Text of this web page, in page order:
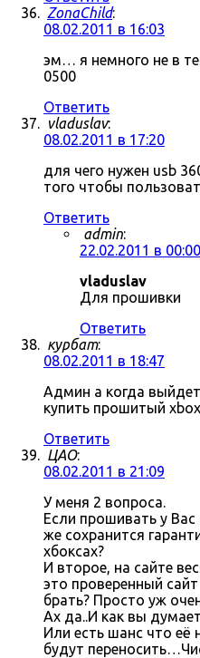
ZonaChild:
08.02.2011 в 16:03
эм… я немного не в
0500
Ответить
vladuslav:
08.02.2011 в 17:20
для чего нужен usb
того чтобы
Ответить
admin:
22.02.2011 в 00:00
vladuslav
Для прошивки
Ответить
курбат:
08.02.2011 в 18:47
Админ а когда
купить прошитый xbox
Ответить
ЦАО:
08.02.2011 в 21:09
У меня 2 вопроса.
Если прошивать у
же сохранится
хбоксах?
И второе, на сайте
это проверенный
брать? Просто уж
Ах да..И как вы
Или есть шанс что её
будут